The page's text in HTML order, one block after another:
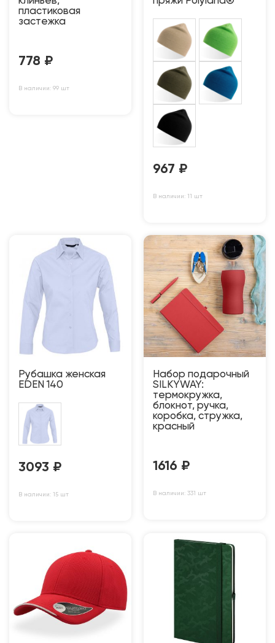
пластиковая
застежка
778 ₽
В наличии: 99 шт
967 ₽
В наличии: 11 шт
Рубашка женская
EDEN 140
3093 ₽
В наличии: 15 шт
Набор подарочный
SILKYWAY:
термокружка,
блокнот, ручка,
коробка, стружка,
красный
1616 ₽
В наличии: 331 шт